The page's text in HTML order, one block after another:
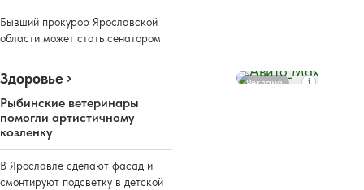
Бывший прокурор Ярославской
области может стать сенатором
Здоровье
Рыбинские ветеринары
помогли артистичному
козленку
В Ярославле сделают фасад и
смонтируют подсветку в детской
Реклама